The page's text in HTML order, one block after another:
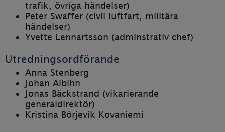
trafik, övriga händelser)
Peter Swaffer (civil luftfart, militära
händelser)
Yvette Lennartsson (adminstrativ chef)
Utredningsordförande
Anna Stenberg
Johan Albihn
Jonas Bäckstrand (vikarierande
generaldirektör)
Kristina Börjevik Kovaniemi